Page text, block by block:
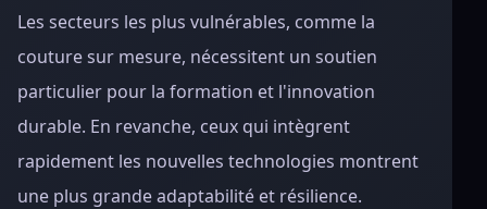
Les secteurs les plus vulnérables, comme la
couture sur mesure, nécessitent un soutien
particulier pour la formation et l'innovation
durable. En revanche, ceux qui intègrent
rapidement les nouvelles technologies montrent
une plus grande adaptabilité et résilience.